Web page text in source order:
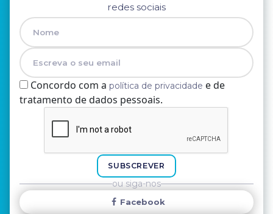
redes sociais
Nome
E-mail
Concordo com a política de privacidade e de
tratamento de dados pessoais.
SUBSCREVER
ou siga-nos
Facebook